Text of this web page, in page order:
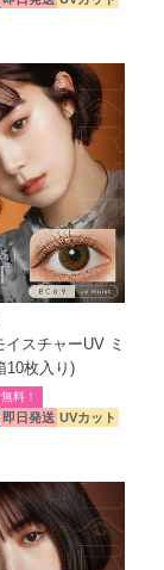
スチャーUV ミ
10枚入り)
即日発送 UVカット
料！